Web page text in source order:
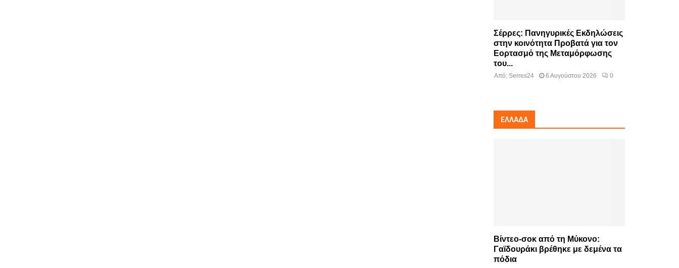
Σέρρες: Πανηγυρικές Εκδηλώσεις
στην κοινότητα Προβατά για τον
Εορτασμό της Μεταμόρφωσης
του...
Από: Serres24 6 Αυγούστου 2026 0
ΕΛΛΆΔΑ
Βίντεο-σοκ από τη Μύκονο:
Γαϊδουράκι βρέθηκε με δεμένα τα
πόδια